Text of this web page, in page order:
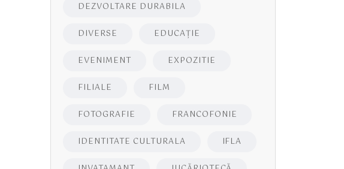
DEZVOLTARE DURABILA
DIVERSE EDUCAŢIE
EVENIMENT EXPOZITIE
FILIALE FILM
FOTOGRAFIE FRANCOFONIE
IDENTITATE CULTURALA IFLA